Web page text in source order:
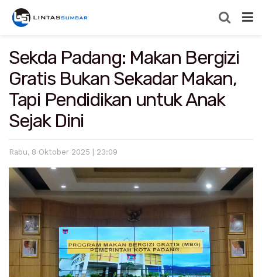
Sekda Padang: Makan Bergizi
Gratis Bukan Sekadar Makan,
Tapi Pendidikan untuk Anak
Sejak Dini
Rabu, 8 Oktober 2025 | 23:09